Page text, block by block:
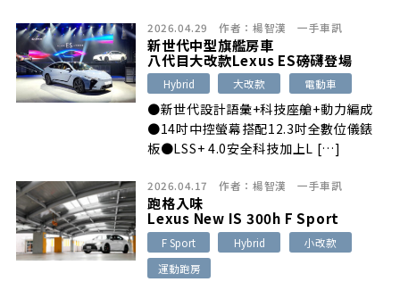
2026.04.29 作者： 楊智漢 一手車訊
新世代中型旗艦房車
八代目大改款Lexus ES磅礴登場
Hybrid 大改款 電動車
●新世代設計語彙+科技座艙+動力編成
●14吋中控螢幕搭配12.3吋全數位儀錶
板●LSS+ 4.0安全科技加上L […]
2026.04.17 作者： 楊智漢 一手車訊
跑格入味
Lexus New IS 300h F Sport
F Sport Hybrid
小改款
運動跑房